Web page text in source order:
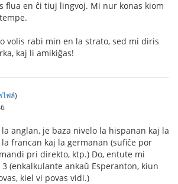
flua en ĉi tiuj lingvoj. Mi nur konas kiom
volis rabi min en la strato, sed mi diris
kaj li amikiĝas!
ไฟล์)
anglan, je baza nivelo la hispanan kaj la
francan kaj la germanan (sufiĉe por
pri direkto, ktp.) Do, entute mi
(enkalkulante ankaŭ Esperanton, kiun
kiel vi povas vidi.)